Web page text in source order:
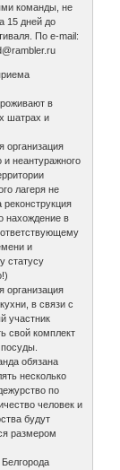
команды, не
15 дней до
По e-mail:
в
шатрах и
организация
и неантуражного
лагеря не
реконструкция
нахождение в
и
статусу
организация
в связи с
участник
свой комплект
обязана
несколько
по
человек и
будут
размером
Белгорода